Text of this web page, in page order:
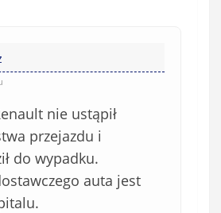
nie ustąpił
przejazdu i
do wypadku.
auta jest